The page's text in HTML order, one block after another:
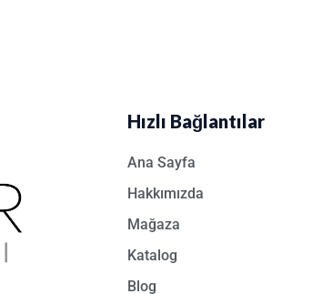
Hızlı Bağlantılar
Ana Sayfa
Hakkımızda
Mağaza
Katalog
Blog